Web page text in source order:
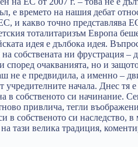
е времето на нашия дебат
и какво точно представлява
тоталитаризъм Европа
идея е дълбока идея.
собствената ни фрустрация
според очакванията, но и
не е предвидила, а именно –
учредителните начала. Днес тя
в собственото си начинание.
привлича, тегли
в собственото си
тази велика традиция,